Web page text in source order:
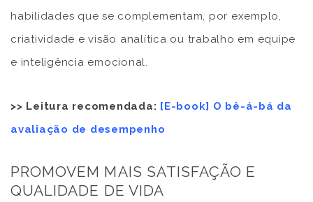
habilidades que se complementam, por exemplo,
criatividade e visão analítica ou trabalho em equipe
e inteligência emocional.
>> Leitura recomendada: [E-book] O bê-á-bá da
avaliação de desempenho
PROMOVEM MAIS SATISFAÇÃO E
QUALIDADE DE VIDA